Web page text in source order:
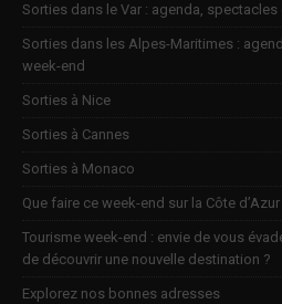
Sorties dans le Var : agenda,
Sorties dans les Alpes-Maritimes :
week-end
Sorties à Nice
Sorties à Cannes
Sorties à Monaco
Que faire ce week-end sur la Côte d’Azur
Tourisme week-end : envie de vous
de découvrir une nouvelle destination ?
Explorez nos bonnes adresses